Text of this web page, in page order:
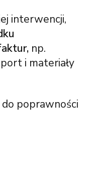
interwencji,
np.
i materiały
do poprawności